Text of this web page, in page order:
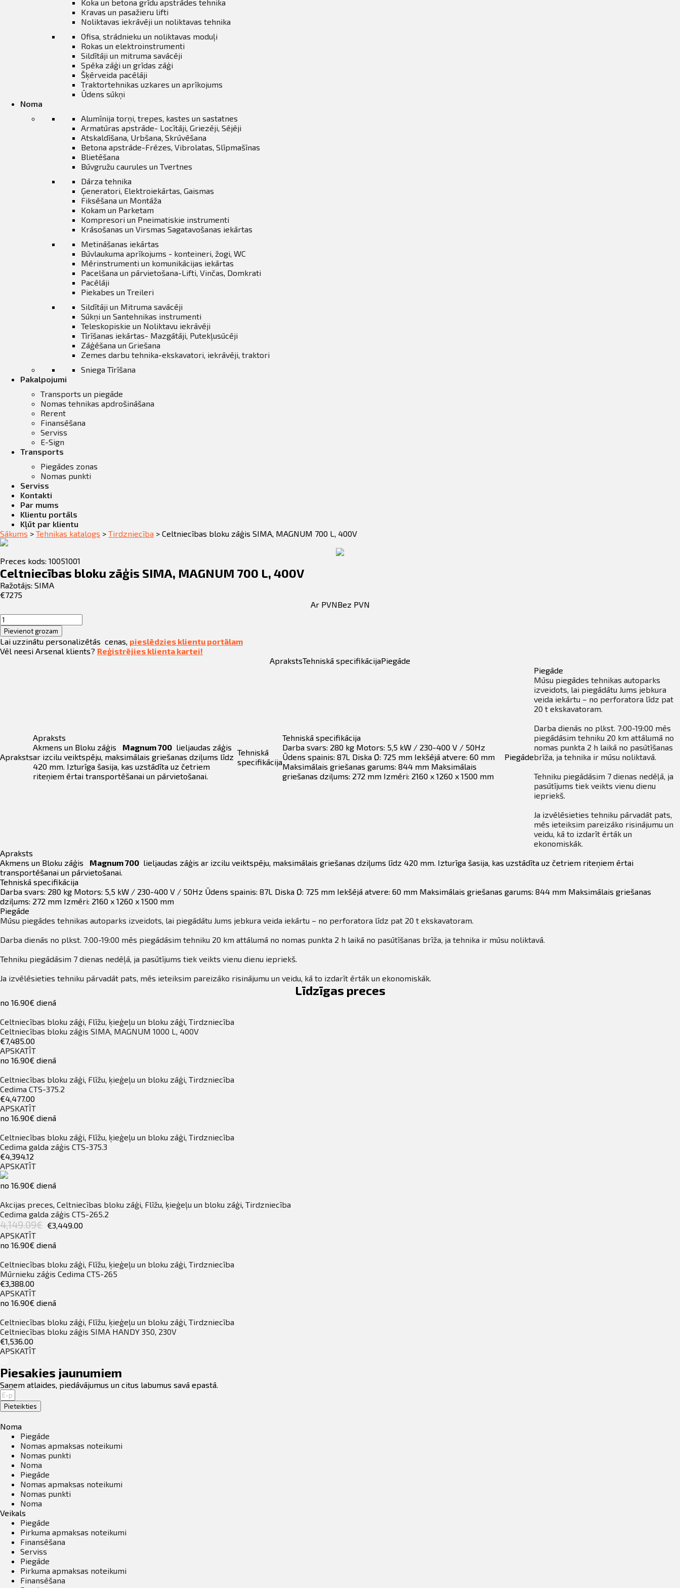
Koka un betona grīdu apstrādes tehnika
Kravas un pasažieru lifti
Noliktavas iekrāvēji un noliktavas tehnika
Ofisa, strādnieku un noliktavas moduļi
Rokas un elektroinstrumenti
Sildītāji un mitruma savācēji
Spēka zāģi un grīdas zāģi
Šķērveida pacēlāji
Traktortehnikas uzkares un aprīkojums
Ūdens sūkņi
Noma
Alumīnija torņi, trepes, kastes un sastatnes
Armatūras apstrāde- Locītāji, Griezēji, Sējēji
Atskaldīšana, Urbšana, Skrūvēšana
Betona apstrāde-Frēzes, Vibrolatas, Slīpmašīnas
Blietēšana
Būvgružu caurules un Tvertnes
Dārza tehnika
Ģeneratori, Elektroiekārtas, Gaismas
Fiksēšana un Montāža
Kokam un Parketam
Kompresori un Pneimatiskie instrumenti
Krāsošanas un Virsmas Sagatavošanas iekārtas
Metināšanas iekārtas
Būvlaukuma aprīkojums - konteineri, žogi, WC
Mērinstrumenti un komunikācijas iekārtas
Pacelšana un pārvietošana-Lifti, Vinčas, Domkrati
Pacēlāji
Piekabes un Treileri
Sildītāji un Mitruma savācēji
Sūkņi un Santehnikas instrumenti
Teleskopiskie un Noliktavu iekrāvēji
Tīrīšanas iekārtas- Mazgātāji, Putekļusūcēji
Zāģēšana un Griešana
Zemes darbu tehnika-ekskavatori, iekrāvēji, traktori
Sniega Tīrīšana
Pakalpojumi
Transports un piegāde
Nomas tehnikas apdrošināšana
Rerent
Finansēšana
Serviss
E-Sign
Transports
Piegādes zonas
Nomas punkti
Serviss
Kontakti
Par mums
Klientu portāls
Kļūt par klientu
Sākums > Tehnikas katalogs > Tirdzniecība > Celtniecības bloku zāģis SIMA, MAGNUM 700 L, 400V
Preces kods: 10051001
Celtniecības bloku zāģis SIMA, MAGNUM 700 L, 400V
Ražotājs: SIMA
€7275
Ar PVNBez PVN
Celtniecības
bloku
zāģis
SIMA,
MAGNUM
Pievienot grozam
Lai uzzinātu personalizētās cenas, pieslēdzies klientu portālam
Vēl neesi Arsenal klients? Reģistrējies klienta kartei!
AprakstsTehniskā specifikācijaPiegāde
Apraksts
Apraksts
Akmens un Bloku zāģis Magnum 700 lieljaudas zāģis
ar izcilu veiktspēju, maksimālais griešanas dziļums līdz
420 mm. Izturīga šasija, kas uzstādīta uz četriem
riteņiem ērtai transportēšanai un pārvietošanai.
Tehniskā
specifikācija
Tehniskā specifikācija
Darba svars: 280 kg Motors: 5,5 kW / 230-400 V / 50Hz
Ūdens spainis: 87L Diska Ø: 725 mm Iekšējā atvere: 60 mm
Maksimālais griešanas garums: 844 mm Maksimālais
griešanas dziļums: 272 mm Izmēri: 2160 x 1260 x 1500 mm
Piegāde
Piegāde
Mūsu piegādes tehnikas autoparks
izveidots, lai piegādātu Jums jebkura
veida iekārtu – no perforatora līdz pat
20 t ekskavatoram.
Darba dienās no plkst. 7:00-19:00 mēs
piegādāsim tehniku 20 km attālumā no
nomas punkta 2 h laikā no pasūtīšanas
brīža, ja tehnika ir mūsu noliktavā.
Tehniku piegādāsim 7 dienas nedēļā, ja
pasūtījums tiek veikts vienu dienu
iepriekš.
Ja izvēlēsieties tehniku pārvadāt pats,
mēs ieteiksim pareizāko risinājumu un
veidu, kā to izdarīt ērtāk un
ekonomiskāk.
Apraksts
Akmens un Bloku zāģis Magnum 700 lieljaudas zāģis ar izcilu veiktspēju, maksimālais griešanas dziļums līdz 420 mm. Izturīga šasija, kas uzstādīta uz četriem riteņiem ērtai
transportēšanai un pārvietošanai.
Tehniskā specifikācija
Darba svars: 280 kg Motors: 5,5 kW / 230-400 V / 50Hz Ūdens spainis: 87L Diska Ø: 725 mm Iekšējā atvere: 60 mm Maksimālais griešanas garums: 844 mm Maksimālais griešanas
dziļums: 272 mm Izmēri: 2160 x 1260 x 1500 mm
Piegāde
Mūsu piegādes tehnikas autoparks izveidots, lai piegādātu Jums jebkura veida iekārtu – no perforatora līdz pat 20 t ekskavatoram.
Darba dienās no plkst. 7:00-19:00 mēs piegādāsim tehniku 20 km attālumā no nomas punkta 2 h laikā no pasūtīšanas brīža, ja tehnika ir mūsu noliktavā.
Tehniku piegādāsim 7 dienas nedēļā, ja pasūtījums tiek veikts vienu dienu iepriekš.
Ja izvēlēsieties tehniku pārvadāt pats, mēs ieteiksim pareizāko risinājumu un veidu, kā to izdarīt ērtāk un ekonomiskāk.
Līdzīgas preces
no 16.90€ dienā
Celtniecības bloku zāģi, Flīžu, ķieģeļu un bloku zāģi, Tirdzniecība
Celtniecības bloku zāģis SIMA, MAGNUM 1000 L, 400V
€7,485.00
APSKATĪT
no 16.90€ dienā
Celtniecības bloku zāģi, Flīžu, ķieģeļu un bloku zāģi, Tirdzniecība
Cedima CTS-375.2
€4,477.00
APSKATĪT
no 16.90€ dienā
Celtniecības bloku zāģi, Flīžu, ķieģeļu un bloku zāģi, Tirdzniecība
Cedima galda zāģis CTS-375.3
€4,394.12
APSKATĪT
no 16.90€ dienā
Akcijas preces, Celtniecības bloku zāģi, Flīžu, ķieģeļu un bloku zāģi, Tirdzniecība
Cedima galda zāģis CTS-265.2
4,149.09€ €3,449.00
APSKATĪT
no 16.90€ dienā
Celtniecības bloku zāģi, Flīžu, ķieģeļu un bloku zāģi, Tirdzniecība
Mūrnieku zāģis Cedima CTS-265
€3,388.00
APSKATĪT
no 16.90€ dienā
Celtniecības bloku zāģi, Flīžu, ķieģeļu un bloku zāģi, Tirdzniecība
Celtniecības bloku zāģis SIMA HANDY 350, 230V
€1,536.00
APSKATĪT
Piesakies jaunumiem
Saņem atlaides, piedāvājumus un citus labumus savā epastā.
Pieteikties
Noma
Piegāde
Nomas apmaksas noteikumi
Nomas punkti
Noma
Piegāde
Nomas apmaksas noteikumi
Nomas punkti
Noma
Veikals
Piegāde
Pirkuma apmaksas noteikumi
Finansēšana
Serviss
Piegāde
Pirkuma apmaksas noteikumi
Finansēšana